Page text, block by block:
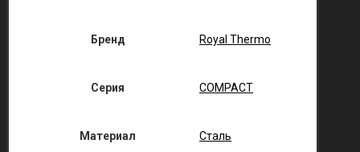
Бренд Royal Thermo
Серия COMPACT
Материал Сталь